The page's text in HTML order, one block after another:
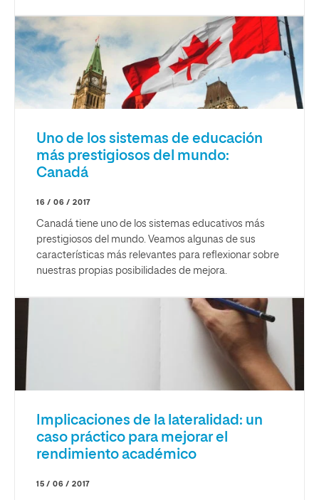
Uno de los sistemas de educación
más prestigiosos del mundo:
Canadá
16 / 06 / 2017
Canadá tiene uno de los sistemas educativos más
prestigiosos del mundo. Veamos algunas de sus
características más relevantes para reflexionar sobre
nuestras propias posibilidades de mejora.
Implicaciones de la lateralidad: un
caso práctico para mejorar el
rendimiento académico
15 / 06 / 2017